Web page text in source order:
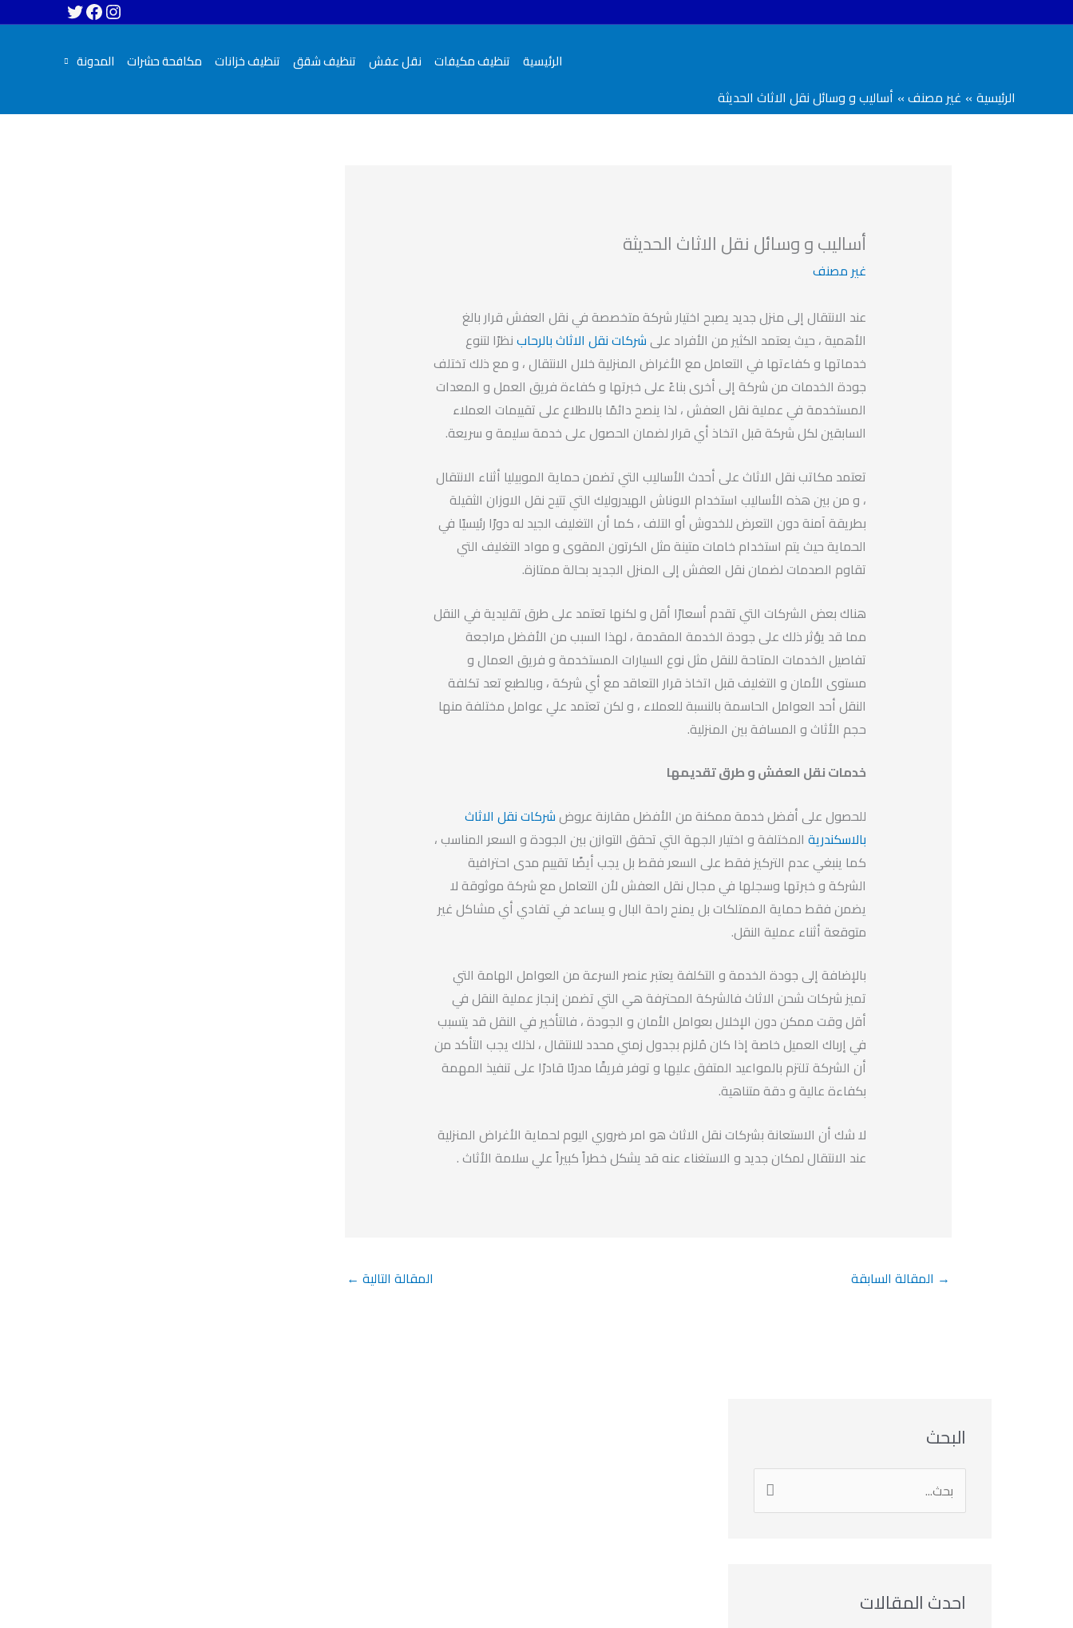
الرئيسية تنظيف مكيفات نقل عفش تنظيف شقق تنظيف خزانات مكافحة حشرات المدونة
الرئيسية غير مصنف أساليب و وسائل نقل الاثاث الحديثة
أساليب و وسائل نقل الاثاث الحديثة
غير مصنف
عند الانتقال إلى منزل جديد يصبح اختيار شركة متخصصة في نقل العفش قرار بالغ
الأهمية ، حيث يعتمد الكثير من الأفراد على شركات نقل الاثاث بالرحابنظرًا لتنوع
خدماتها و كفاءتها في التعامل مع الأغراض المنزلية خلال الانتقال ، و مع ذلك تختلف
جودة الخدمات من شركة إلى أخرى بناءً على خبرتها و كفاءة فريق العمل و المعدات
المستخدمة في عملية نقل العفش ، لذا ينصح دائمًا بالاطلاع على تقييمات العملاء
السابقين لكل شركة قبل اتخاذ أي قرار لضمان الحصول على خدمة سليمة و سريعة.
تعتمد مكاتب نقل الاثاث على أحدث الأساليب التي تضمن حماية الموبيليا أثناء الانتقال
، و من بين هذه الأساليب استخدام الاوناش الهيدروليك التي تتيح نقل الاوزان الثقيلة
بطريقة آمنة دون التعرض للخدوش أو التلف ، كما أن التغليف الجيد له دورًا رئيسيًا في
الحماية حيث يتم استخدام خامات متينة مثل الكرتون المقوى و مواد التغليف التي
تقاوم الصدمات لضمان نقل العفش إلى المنزل الجديد بحالة ممتازة.
هناك بعض الشركات التي تقدم أسعارًا أقل و لكنها تعتمد على طرق تقليدية في النقل
مما قد يؤثر ذلك على جودة الخدمة المقدمة ، لهذا السبب من الأفضل مراجعة
تفاصيل الخدمات المتاحة للنقل مثل نوع السيارات المستخدمة و فريق العمال و
مستوى الأمان و التغليف قبل اتخاذ قرار التعاقد مع أي شركة ، وبالطبع تعد تكلفة
النقل أحد العوامل الحاسمة بالنسبة للعملاء ، و لكن تعتمد علي عوامل مختلفة منها
حجم الأثاث و المسافة بين المنزلية.
خدمات نقل العفش و طرق تقديمها
للحصول على أفضل خدمة ممكنة من الأفضل مقارنة عروض شركات نقل الاثاث
بالاسكندريةالمختلفة و اختيار الجهة التي تحقق التوازن بين الجودة و السعر المناسب ،
كما ينبغي عدم التركيز فقط على السعر فقط بل يجب أيضًا تقييم مدى احترافية
الشركة و خبرتها وسجلها في مجال نقل العفش لأن التعامل مع شركة موثوقة لا
يضمن فقط حماية الممتلكات بل يمنح راحة البال و يساعد في تفادي أي مشاكل غير
متوقعة أثناء عملية النقل.
بالإضافة إلى جودة الخدمة و التكلفة يعتبر عنصر السرعة من العوامل الهامة التي
تميز شركات شحن الاثاث فالشركة المحترفة هي التي تضمن إنجاز عملية النقل في
أقل وقت ممكن دون الإخلال بعوامل الأمان و الجودة ، فالتأخير في النقل قد يتسبب
في إرباك العميل خاصة إذا كان مُلزم بجدول زمني محدد للانتقال ، لذلك يجب التأكد من
أن الشركة تلتزم بالمواعيد المتفق عليها و توفر فريقًا مدربًا قادرًا على تنفيذ المهمة
بكفاءة عالية و دقة متناهية.
لا شك أن الاستعانة بشركات نقل الاثاث هو امر ضروري اليوم لحماية الأغراض المنزلية
عند الانتقال لمكان جديد و الاستغناء عنه قد يشكل خطراً كبيراً علي سلامة الأثاث .
→ المقالة السابقة المقالة التالية ←
البحث
ل
ثاحدث المقالات
ل
ش
ص
ف
ل
ش
ل
ن
ت